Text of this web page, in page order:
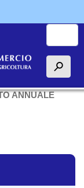
h
ANNUALE